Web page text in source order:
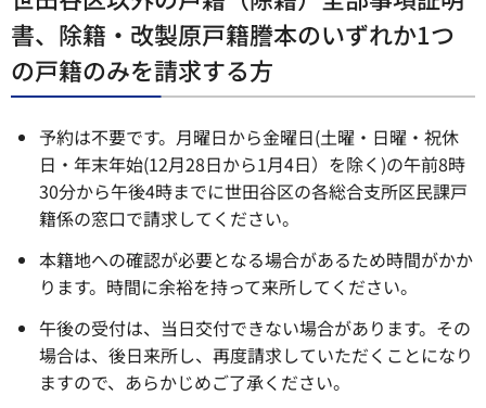
書、除籍・改製原戸籍謄本のいずれか1つ
の戸籍のみを請求する方
予約は不要です。月曜日から金曜日(土曜・日曜・祝休
日・年末年始(12月28日から1月4日）を除く)の午前8時
30分から午後4時までに世田谷区の各総合支所区民課戸
籍係の窓口で請求してください。
本籍地への確認が必要となる場合があるため時間がかか
ります。時間に余裕を持って来所してください。
午後の受付は、当日交付できない場合があります。その
場合は、後日来所し、再度請求していただくことになり
ますので、あらかじめご了承ください。